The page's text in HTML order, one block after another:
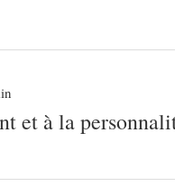
et à la